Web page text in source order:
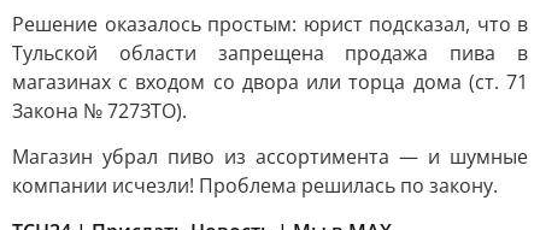
Решение оказалось простым: юрист подсказал, что в
Тульской области запрещена продажа пива в
магазинах с входом со двора или торца дома (ст. 71
Закона № 727ЗТО).
Магазин убрал пиво из ассортимента — и шумные
компании исчезли! Проблема решилась по закону.